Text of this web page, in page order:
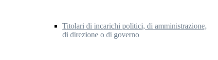
Titolari di incarichi politici, di amministrazione,
di direzione o di governo